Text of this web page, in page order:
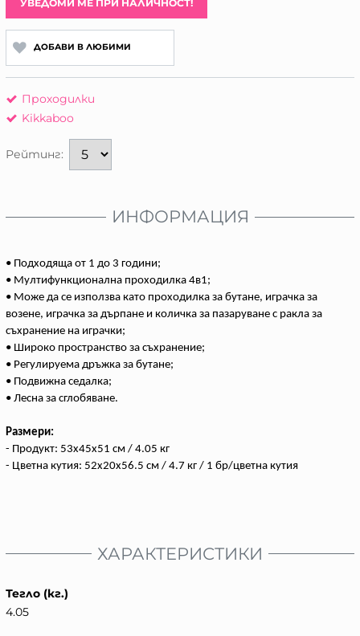
УВЕДОМИ МЕ ПРИ НАЛИЧНОСТ!
ДОБАВИ В ЛЮБИМИ
Проходилки
Kikkaboo
Рейтинг:
ИНФОРМАЦИЯ
• Подходяща от 1 до 3 години;
• Мултифункционална проходилка 4в1;
• Може да се използва като проходилка за бутане, играчка за
возене, играчка за дърпане и количка за пазаруване с ракла за
съхранение на играчки;
• Широко пространство за съхранение;
• Регулируема дръжка за бутане;
• Подвижна седалка;
• Лесна за сглобяване.
Размери:
- Продукт: 53x45x51 см / 4.05 кг
- Цветна кутия: 52x20x56.5 см / 4.7 кг / 1 бр/цветна кутия
ХАРАКТЕРИСТИКИ
Тегло (кг.)
4.05